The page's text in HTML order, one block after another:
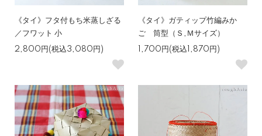
《タイ》フタ付もち米蒸しざる
／フワット 小
2,800円(税込3,080円)
《タイ》ガティップ竹編みか
ご 筒型（Ｓ,Ｍサイズ）
1,700円(税込1,870円)